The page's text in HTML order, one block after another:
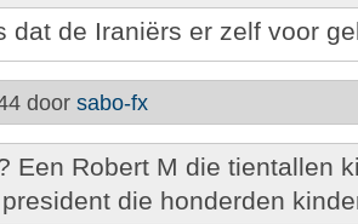
dat de Iraniërs er zelf voor
door sabo-fx
Een Robert M die tientallen
die honderden